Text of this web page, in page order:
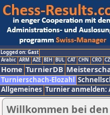
Logged on: Gast
Arabic ARM AZE BIH BUL CAT CHN CRO
Home TurnierDB
Turnierschach-Elozahl
Allgemeines Turnier anmelden:
Willkommen bei